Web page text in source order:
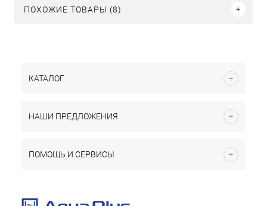
ПОХОЖИЕ ТОВАРЫ (8)
КАТАЛОГ
НАШИ ПРЕДЛОЖЕНИЯ
ПОМОЩЬ И СЕРВИСЫ